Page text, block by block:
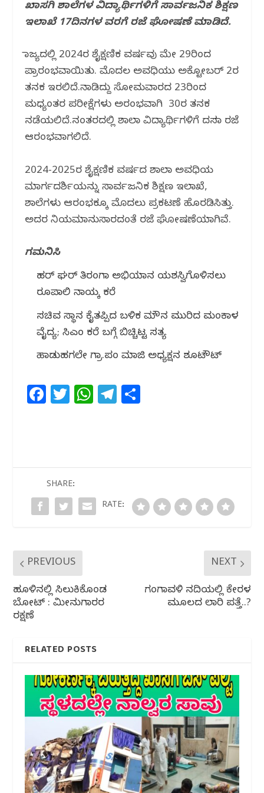
b
o
o
k
r A
p
p
ra
m
ಖಾಸಗಿ ಶಾಲೆಗಳ ವಿದ್ಯಾರ್ಥಿಗಳಿಗೆ ಸಾರ್ವಜನಿಕ ಶಿಕ್ಷಣ
ಇಲಾಖೆ 17ದಿನಗಳ ವರಗೆ ರಜೆ ಘೋಷಣೆ ಮಾಡಿದೆ.
ರಾಜ್ಯದಲ್ಲಿ 2024ರ ಶೈಕ್ಷಣಿಕ ವರ್ಷವು ಮೇ 29ರಿಂದ
ಪ್ರಾರಂಭವಾಯಿತು. ಮೊದಲ ಅವಧಿಯು ಅಕ್ಟೋಬರ್​​ 2ರ
ತನಕ ಇರಲಿದೆ.ನಾಡಿದ್ದು ಸೋಮವಾರದ​ 23ರಿಂದ
ಮಧ್ಯಂತರ ಪರೀಕ್ಷೆಗಳು ಅರಂಭವಾಗಿ ​ 30ರ ತನಕ
ನಡೆಯಲಿದೆ.ನಂತರದಲ್ಲಿ ಶಾಲಾ ವಿದ್ಯಾರ್ಥಿಗಳಿಗೆ ದಸರಾ ರಜೆ
ಆರಂಭವಾಗಲಿದೆ.
2024-2025ರ ಶೈಕ್ಷಣಿಕ ವರ್ಷದ ಶಾಲಾ ಅವಧಿಯ
ಮಾರ್ಗದರ್ಶಿಯನ್ನು ಸಾರ್ವಜನಿಕ ಶಿಕ್ಷಣ ಇಲಾಖೆ,
ಶಾಲೆಗಳು ಆರಂಭಕ್ಕೂ ಮೊದಲು ಪ್ರಕಟಣೆ ಹೊರಡಿಸಿತ್ತು.
ಅದರ ನಿಯಮಾನುಸಾರದಂತೆ ರಜೆ ಘೋಷಣೆಯಾಗಿವೆ.
ಗಮನಿಸಿ
ಹರ್ ಘರ್ ತಿರಂಗಾ ಅಭಿಯಾನ ಯಶಸ್ವಿಗೊಳಿಸಲು
ರೂಪಾಲಿ ನಾಯ್ಕ ಕರೆ
ಸಚಿವ ಸ್ಥಾನ ಕೈತಪ್ಪಿದ ಬಳಿಕ ಮೌನ ಮುರಿದ ಮಂಕಾಳ
ವೈದ್ಯ; ಸಿಎಂ ಕರೆ ಬಗ್ಗೆ ಬಿಚ್ಚಿಟ್ಟ ಸತ್ಯ
ಹಾಡುಹಗಲೇ ಗ್ರಾ.ಪಂ ಮಾಜಿ ಅಧ್ಯಕ್ಷನ ಶೂಟೌಟ್
F
b
o
T
r
W
A
p
T
ra
SHARE:
RATE:
PREVIOUS
ಹೂಳಿನಲ್ಲಿ ಸಿಲುಕಿಕೊಂಡ
ಬೋಟ್ : ಮೀನುಗಾರರ
ರಕ್ಷಣೆ
NEXT
ಗಂಗಾವಳಿ ನದಿಯಲ್ಲಿ ಕೇರಳ
ಮೂಲದ ಲಾರಿ ಪತ್ತೆ..?
RELATED POSTS